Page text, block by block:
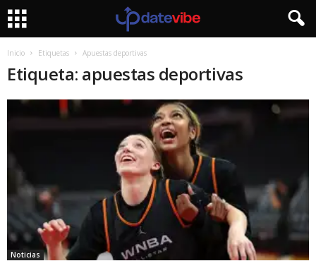
Inicio Etiquetas Apuestas deportivas
Etiqueta: apuestas deportivas
Noticias